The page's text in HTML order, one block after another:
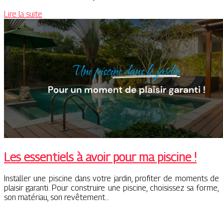
Lire la suite
Les essentiels à avoir pour ma piscine !
Installer une piscine dans votre jardin, profiter de moments de
plaisir garanti. Pour construire une piscine, choisissez sa forme,
son matériau, son revêtement…